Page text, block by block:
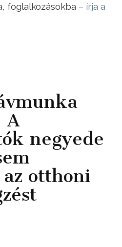
foglalkozásokba – írja a
A
negyede
otthoni